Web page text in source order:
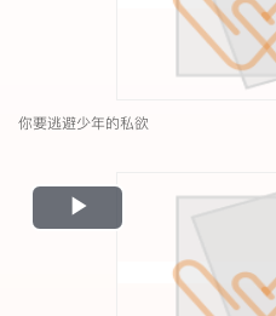
你要逃避少年的私欲
Play
Video